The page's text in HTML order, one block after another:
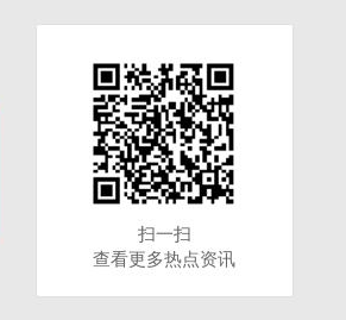
扫一扫
查看更多热点资讯
扫一扫
查看更多热点资讯